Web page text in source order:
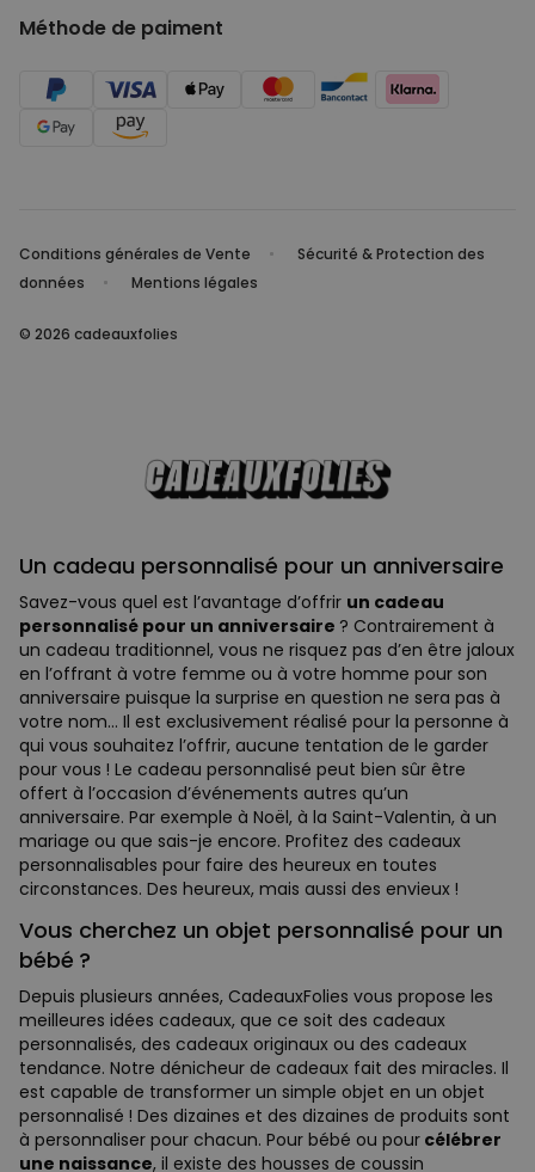
Méthode de paiment
Conditions générales de Vente
Sécurité & Protection des
données
Mentions légales
© 2026 cadeauxfolies
Un cadeau personnalisé pour un anniversaire
Savez-vous quel est l’avantage d’offrir un cadeau
personnalisé pour un anniversaire ? Contrairement à
un cadeau traditionnel, vous ne risquez pas d’en être jaloux
en l’offrant à votre femme ou à votre homme pour son
anniversaire puisque la surprise en question ne sera pas à
votre nom… Il est exclusivement réalisé pour la personne à
qui vous souhaitez l’offrir, aucune tentation de le garder
pour vous ! Le cadeau personnalisé peut bien sûr être
offert à l’occasion d’événements autres qu’un
anniversaire. Par exemple à Noël, à la Saint-Valentin, à un
mariage ou que sais-je encore. Profitez des cadeaux
personnalisables pour faire des heureux en toutes
circonstances. Des heureux, mais aussi des envieux !
Vous cherchez un objet personnalisé pour un
bébé ?
Depuis plusieurs années, CadeauxFolies vous propose les
meilleures idées cadeaux, que ce soit des cadeaux
personnalisés, des cadeaux originaux ou des cadeaux
tendance. Notre dénicheur de cadeaux fait des miracles. Il
est capable de transformer un simple objet en un objet
personnalisé ! Des dizaines et des dizaines de produits sont
à personnaliser pour chacun. Pour bébé ou pour célébrer
une naissance, il existe des housses de coussin